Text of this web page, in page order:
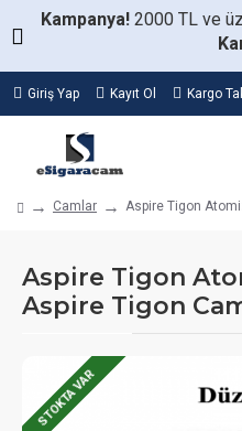
Kampanya! 2000 TL ve
Giriş Yap Kayıt Ol Kargo
Camlar Aspire Tigon
Aspire Tigon
Aspire Tigon
STOKTA VAR